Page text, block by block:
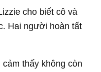
cho biết cô và
Hai người hoàn tất
thấy không còn